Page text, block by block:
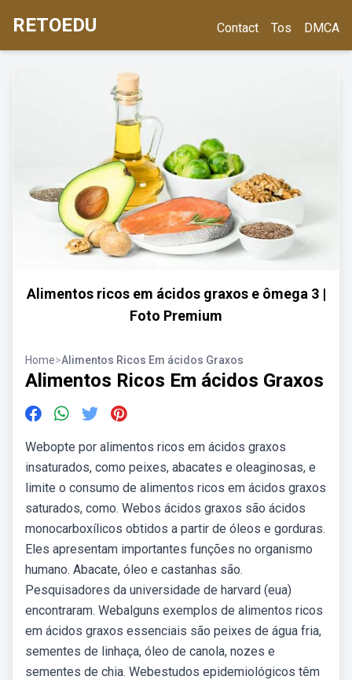
RETOEDU Contact Tos DMCA
Alimentos ricos em ácidos graxos e ômega 3 |
Foto Premium
Home>Alimentos Ricos Em ácidos Graxos
Alimentos Ricos Em ácidos Graxos
Webopte por alimentos ricos em ácidos graxos
insaturados, como peixes, abacates e oleaginosas, e
limite o consumo de alimentos ricos em ácidos graxos
saturados, como. Webos ácidos graxos são ácidos
monocarboxílicos obtidos a partir de óleos e gorduras.
Eles apresentam importantes funções no organismo
humano. Abacate, óleo e castanhas são.
Pesquisadores da universidade de harvard (eua)
encontraram. Webalguns exemplos de alimentos ricos
em ácidos graxos essenciais são peixes de água fria,
sementes de linhaça, óleo de canola, nozes e
sementes de chia. Webestudos epidemiológicos têm